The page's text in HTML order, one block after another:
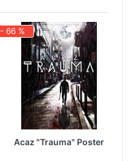
- 66 %
Acaz "Trauma" Poster